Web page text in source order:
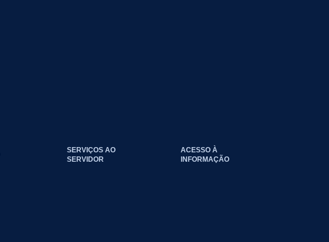
SERVIÇOS AO
SERVIDOR
ACESSO À
INFORMAÇÃO